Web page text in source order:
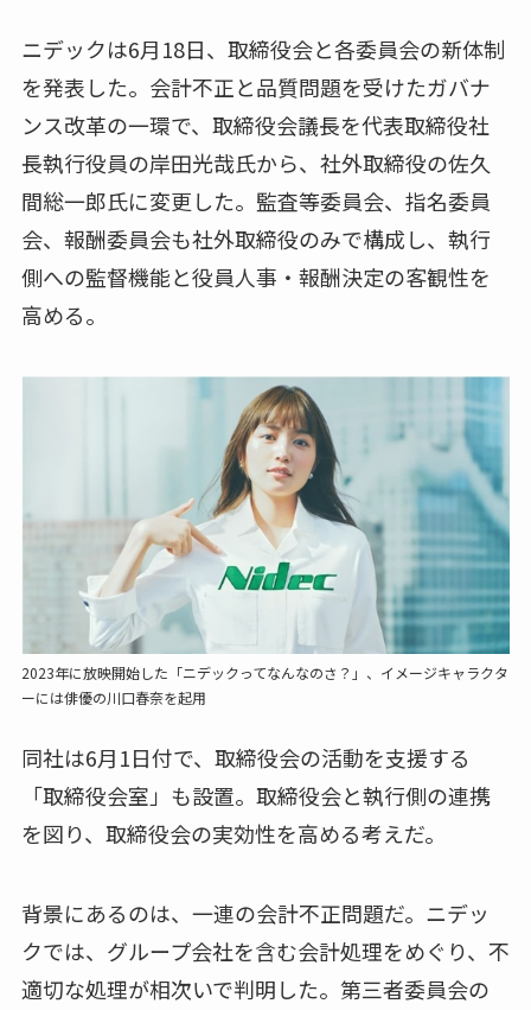
ニデックは6月18日、取締役会と各委員会の新体制
を発表した。会計不正と品質問題を受けたガバナ
ンス改革の一環で、取締役会議長を代表取締役社
長執行役員の岸田光哉氏から、社外取締役の佐久
間総一郎氏に変更した。監査等委員会、指名委員
会、報酬委員会も社外取締役のみで構成し、執行
側への監督機能と役員人事・報酬決定の客観性を
高める。
2023年に放映開始した「ニデックってなんなのさ？」、イメージキャラクタ
ーには俳優の川口春奈を起用
同社は6月1日付で、取締役会の活動を支援する
「取締役会室」も設置。取締役会と執行側の連携
を図り、取締役会の実効性を高める考えだ。
背景にあるのは、一連の会計不正問題だ。ニデッ
クでは、グループ会社を含む会計処理をめぐり、不
適切な処理が相次いで判明した。第三者委員会の